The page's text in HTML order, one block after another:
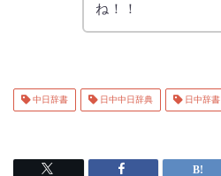
ね！！
中日辞書 日中中日辞典 日中辞書